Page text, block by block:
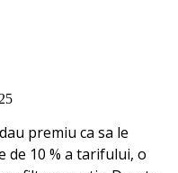
premiu ca sa le
de 10 % a tarifului, o